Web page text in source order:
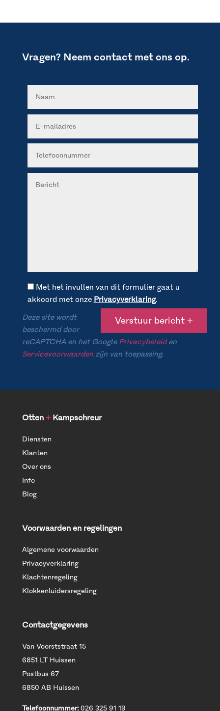
Vragen? Neem contact met ons op.
Met het invullen van dit formulier gaat u
akkoord met onze Privacyverklaring.
Deze site wordt
beschermd door
reCAPTCHA en het Google Privacybeleiden
Servicevoorwaardenzijn van toepassing.
Otten +Kampschreur
Diensten
Klanten
Over ons
Info
Blog
Voorwaarden en regelingen
Algemene voorwaarden
Privacyverklaring
Klachtenregeling
Klokkenluidersregeling
Contactgegevens
Van Voorststraat 15
6851 LT Huissen
Postbus 67
6850 AB Huissen
Telefoonnummer:026 325 91 19